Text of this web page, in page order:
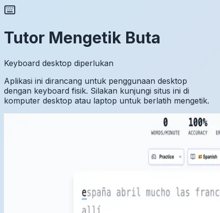
Tutor Mengetik Buta
Keyboard desktop diperlukan
Aplikasi ini dirancang untuk penggunaan desktop
dengan keyboard fisik. Silakan kunjungi situs ini di
komputer desktop atau laptop untuk berlatih mengetik.